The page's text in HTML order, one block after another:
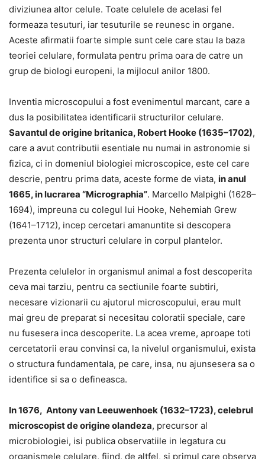
diviziunea altor celule. Toate celulele de acelasi fel
formeaza tesuturi, iar tesuturile se reunesc in organe.
Aceste afirmatii foarte simple sunt cele care stau la baza
teoriei celulare, formulata pentru prima oara de catre un
grup de biologi europeni, la mijlocul anilor 1800.
Inventia microscopului a fost evenimentul marcant, care a
dus la posibilitatea identificarii structurilor celulare.
Savantul de origine britanica, Robert Hooke (1635–1702),
care a avut contributii esentiale nu numai in astronomie si
fizica, ci in domeniul biologiei microscopice, este cel care
descrie, pentru prima data, aceste forme de viata, in anul
1665, in lucrarea “Micrographia”. Marcello Malpighi (1628–
1694), impreuna cu colegul lui Hooke, Nehemiah Grew
(1641–1712), incep cercetari amanuntite si descopera
prezenta unor structuri celulare in corpul plantelor.
Prezenta celulelor in organismul animal a fost descoperita
ceva mai tarziu, pentru ca sectiunile foarte subtiri,
necesare vizionarii cu ajutorul microscopului, erau mult
mai greu de preparat si necesitau coloratii speciale, care
nu fusesera inca descoperite. La acea vreme, aproape toti
cercetatorii erau convinsi ca, la nivelul organismului, exista
o structura fundamentala, pe care, insa, nu ajunsesera sa o
identifice si sa o defineasca.
In 1676, Antony van Leeuwenhoek (1632–1723), celebrul
microscopist de origine olandeza, precursor al
microbiologiei, isi publica observatiile in legatura cu
organismele celulare, fiind, de altfel, si primul care observa